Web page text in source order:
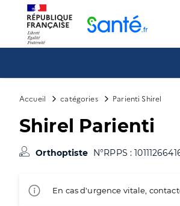
Accueil catégories Parienti Shirel
Shirel Parienti
Orthoptiste N°RPPS :
En cas d'urgence vitale,
Panneau de gestion des cookies